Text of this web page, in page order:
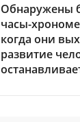
Обнаружены
часы-
когда они
развитие